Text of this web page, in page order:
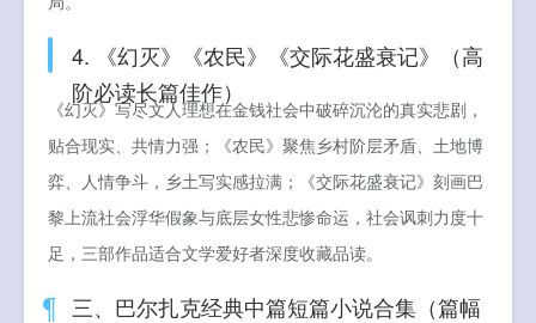
4. 《幻灭》《农民》《交际花盛衰记》（高
阶必读长篇佳作）
《幻灭》写尽文人理想在金钱社会中破碎沉沦的真实悲剧，
贴合现实、共情力强；《农民》聚焦乡村阶层矛盾、土地博
弈、人情争斗，乡土写实感拉满；《交际花盛衰记》刻画巴
黎上流社会浮华假象与底层女性悲惨命运，社会讽刺力度十
足，三部作品适合文学爱好者深度收藏品读。
三、巴尔扎克经典中篇短篇小说合集（篇幅